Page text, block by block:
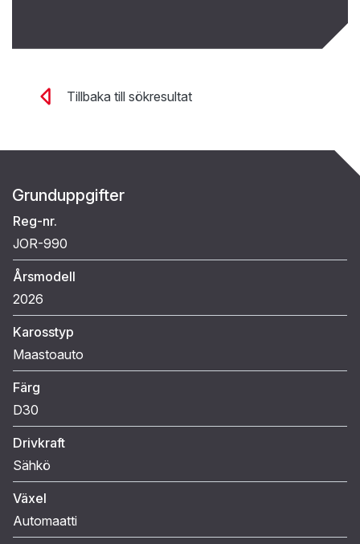
Tillbaka till sökresultat
Grunduppgifter
Reg-nr.
JOR-990
Årsmodell
2026
Karosstyp
Maastoauto
Färg
D30
Drivkraft
Sähkö
Växel
Automaatti